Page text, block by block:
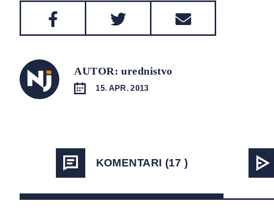
AUTOR: urednistvo
15. APR. 2013
KOMENTARI (17 )